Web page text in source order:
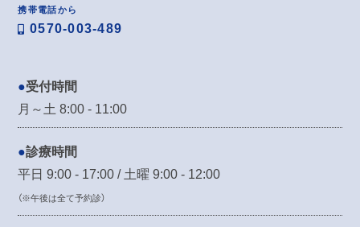
携帯電話から
0570-003-489
受付時間
月～土 8:00 - 11:00
診療時間
平日 9:00 - 17:00 / 土曜 9:00 - 12:00
（※午後は全て予約診）